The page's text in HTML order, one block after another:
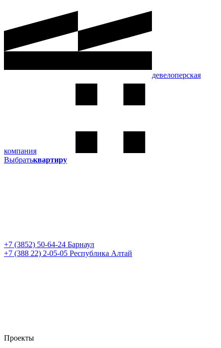
девелоперская
компания
Выбратьквартиру
+7 (3852) 50-64-24 Барнаул
+7 (388 22) 2-05-05 Республика Алтай
Проекты